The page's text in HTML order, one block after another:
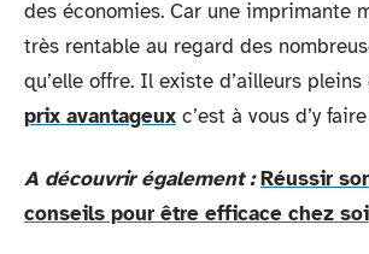
des économies. Car une imprimante
très rentable au regard des
qu’elle offre. Il existe d’ailleurs pleins
prix avantageux c’est à vous d’y
A découvrir également : Réussir
conseils pour être efficace chez soi